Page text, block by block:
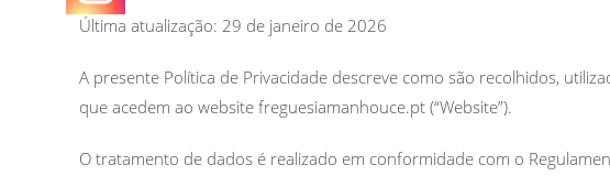
Última atualização: 29 de janeiro de 2026
A presente Política de Privacidade descreve como são recolhidos,
que acedem ao website freguesiamanhouce.pt (“Website”).
O tratamento de dados é realizado em conformidade com o